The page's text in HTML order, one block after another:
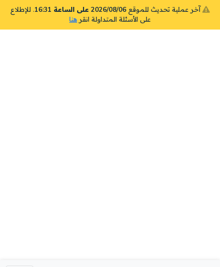
آخر عملية تحديث للموقع 2026/08/06 على الساعة 16:31
. للإطلاع
على الأسئلة المتداولة انقر هنا